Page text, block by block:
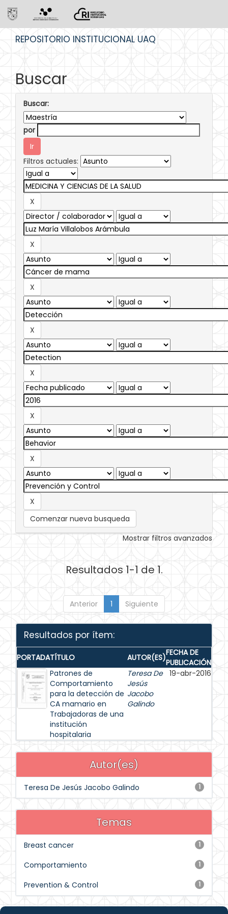
REPOSITORIO INSTITUCIONAL UAQ
Buscar
Buscar:
por
Filtros actuales:
Comenzar nueva busqueda
Mostrar filtros avanzados
Resultados 1-1 de 1.
Anterior 1 Siguiente
Resultados por ítem:
PORTADATÍTULO AUTOR(ES)FECHA DE
PUBLICACIÓN
Patrones de
Comportamiento
para la detección de
CA mamario en
Trabajadoras de una
institución
hospitalaria
Teresa De
Jesús
Jacobo
Galindo
19-abr-2016
Autor(es)
1
Teresa De Jesús Jacobo Galindo
Temas
1
Breast cancer
1
Comportamiento
1
Prevention & Control